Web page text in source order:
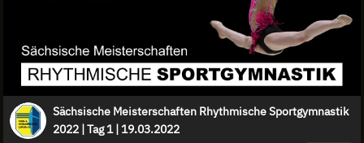
Sächsische Meisterschaften Rhythmische Sportgymnastik
2022 | Tag 1 | 19.03.2022